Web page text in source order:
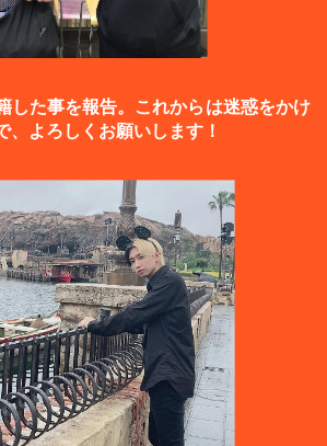
した事を報告。これからは迷惑をかけ
、よろしくお願いします！